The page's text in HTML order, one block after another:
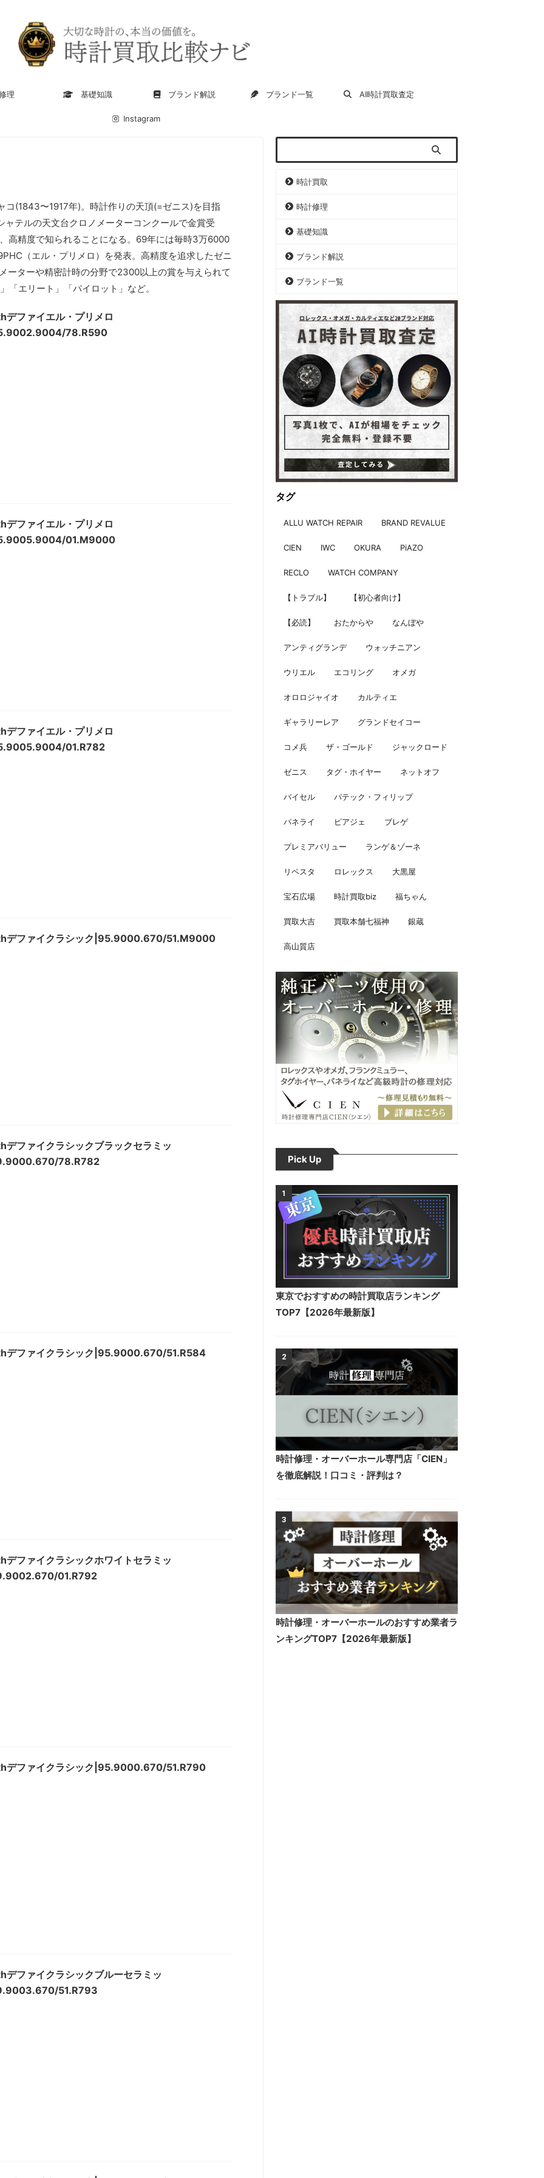
理 基礎知識 ブランド解説 ブランド一覧 AI時計買取査定
Instagram
コ(1843〜1917年)。時計作りの天頂(=ゼニス)を目指
テルの天文台クロノメーターコンクールで金賞受
高精度で知られることになる。69年には毎時3万6000
（エル・プリメロ）を発表。高精度を追求したゼニ
ーターや精密計時の分野で2300以上の賞を与えられて
「エリート」「パイロット」など。
デファイエル・プリメロ
78.R590
デファイエル・プリメロ
01.M9000
デファイエル・プリメロ
01.R782
デファイクラシック|95.9000.670/51.M9000
デファイクラシックブラックセラミッ
78.R782
デファイクラシック|95.9000.670/51.R584
デファイクラシックホワイトセラミッ
01.R792
デファイクラシック|95.9000.670/51.R790
デファイクラシックブルーセラミッ
51.R793
時計買取
時計修理
基礎知識
ブランド解説
ブランド一覧
タグ
ALLU WATCH REPAIR BRAND REVALUE
CIEN IWC OKURA PiAZO
RECLO WATCH COMPANY
【トラブル】 【初心者向け】
【必読】 おたからや なんぼや
アンティグランデ ウォッチニアン
ウリエル エコリング オメガ
オロロジャイオ カルティエ
ギャラリーレア グランドセイコー
コメ兵 ザ・ゴールド ジャックロード
ゼニス タグ・ホイヤー ネットオフ
バイセル パテック・フィリップ
パネライ ピアジェ ブレゲ
プレミアバリュー ランゲ＆ゾーネ
リペスタ ロレックス 大黒屋
宝石広場 時計買取biz 福ちゃん
買取大吉 買取本舗七福神 銀蔵
高山質店
Pick Up
1
東京でおすすめの時計買取店ランキング
TOP7【2026年最新版】
2
時計修理・オーバーホール専門店「CIEN」
を徹底解説！口コミ・評判は？
3
時計修理・オーバーホールのおすすめ業者ラ
ンキングTOP7【2026年最新版】